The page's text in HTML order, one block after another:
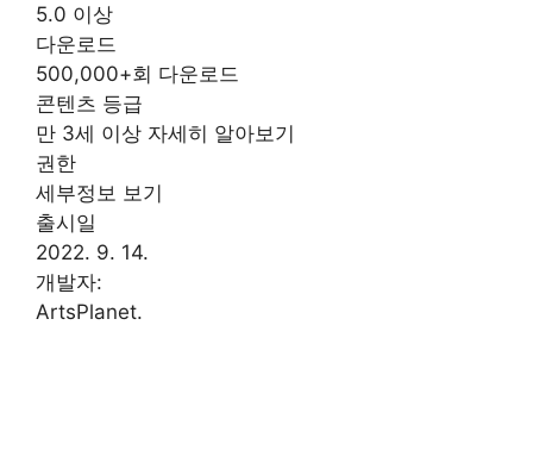
5.0 이상
다운로드
500,000+회 다운로드
콘텐츠 등급
만 3세 이상 자세히 알아보기
권한
세부정보 보기
출시일
2022. 9. 14.
개발자:
ArtsPlanet.